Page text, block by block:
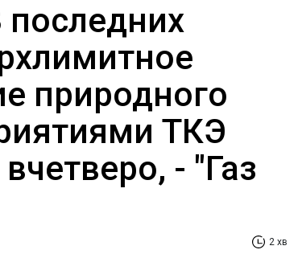
последних
природного
ТКЭ
- "Газ
2 хв